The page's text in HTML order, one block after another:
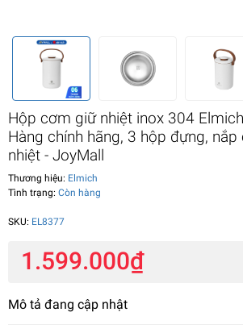
Hộp cơm giữ nhiệt inox 304
Hàng chính hãng, 3 hộp đựng,
nhiệt - JoyMall
Thương hiệu: Elmich
Tình trạng: Còn hàng
SKU: EL8377
1.599.000₫
Mô tả đang cập nhật